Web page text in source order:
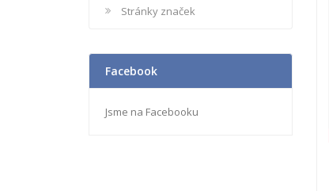
Stránky značek
Facebook
Jsme na Facebooku